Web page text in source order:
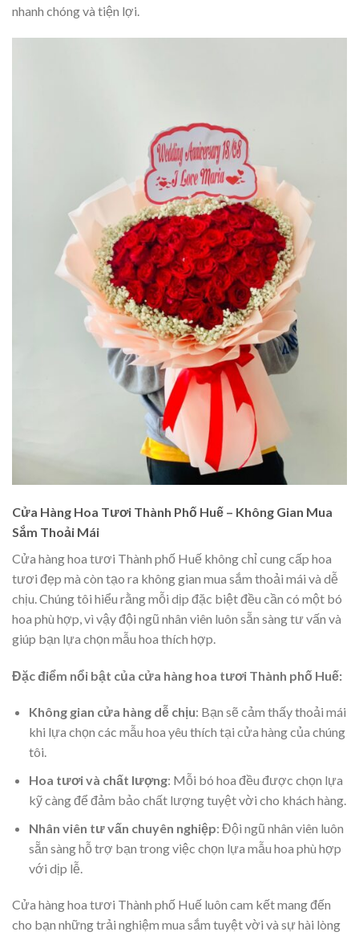
nhanh chóng và tiện lợi.
Cửa Hàng Hoa Tươi Thành Phố Huế – Không Gian Mua
Sắm Thoải Mái
Cửa hàng hoa tươi Thành phố Huế không chỉ cung cấp hoa
tươi đẹp mà còn tạo ra không gian mua sắm thoải mái và dễ
chịu. Chúng tôi hiểu rằng mỗi dịp đặc biệt đều cần có một bó
hoa phù hợp, vì vậy đội ngũ nhân viên luôn sẵn sàng tư vấn và
giúp bạn lựa chọn mẫu hoa thích hợp.
Đặc điểm nổi bật của cửa hàng hoa tươi Thành phố Huế:
Không gian cửa hàng dễ chịu: Bạn sẽ cảm thấy thoải mái
khi lựa chọn các mẫu hoa yêu thích tại cửa hàng của chúng
tôi.
Hoa tươi và chất lượng: Mỗi bó hoa đều được chọn lựa
kỹ càng để đảm bảo chất lượng tuyệt vời cho khách hàng.
Nhân viên tư vấn chuyên nghiệp: Đội ngũ nhân viên luôn
sẵn sàng hỗ trợ bạn trong việc chọn lựa mẫu hoa phù hợp
với dịp lễ.
Cửa hàng hoa tươi Thành phố Huế luôn cam kết mang đến
cho bạn những trải nghiệm mua sắm tuyệt vời và sự hài lòng